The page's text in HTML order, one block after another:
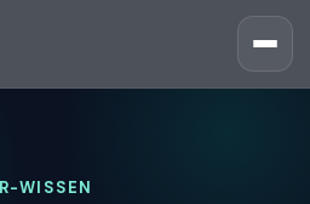
WISSEN